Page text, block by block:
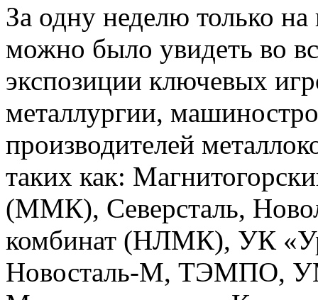
За одну неделю только
можно было увидеть во
экспозиции ключевых
металлургии,
производителей
таких как:
(ММК), Северсталь,
комбинат (НЛМК), УК
Новосталь-М, ТЭМПО,